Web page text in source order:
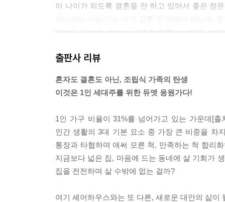
이 나이가 되도록 결혼을 안 하고 있어서 좋은 점
해봐도, 앞으로 점점 더 결혼할 확률이 낮아질 것
계속해서 싸우고, 곧 화해하고 다시 싸운다. 반복
서 기회를 준다. 그리고 이렇게 이어지는 교전 상
‘가지 많은 나무 바람 잘 날 없다’는 옛말처럼 대
나누면 배가 된다’는 말도 맞는 것 같다. 대가족
오는 안정감이야말로 가족의 가장 큰 미덕이 아닐
굴곡을 지날 것이다.
출판사 리뷰
혼자도 결혼도 아닌, 조립식 가족의 탄생
이것은 1인 세대주를 위한 듀엣 응원가다!
1인 가구 비율이 31%를 넘어가고 있는 가운데[
인간 생활의 3대 기본 요소 중 가장 큰 비중을 차
통장과 타협하며 애써 모른 척, 만족하는 척 합리
지금보다 넓은 집, 마음에 드는 동네에 살 기회가
집을 전전하며 살 수밖에 없는 걸까?
여기 셰어하우스와는 또 다른, 새로운 대안의 삶